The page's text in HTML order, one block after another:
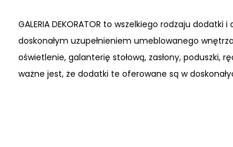
GALERIA DEKORATOR to wszelkiego rodzaju
doskonałym uzupełnieniem umeblowanego
oświetlenie, galanterię stołową, zasłony, poduszki,
ważne jest, że dodatki te oferowane są w